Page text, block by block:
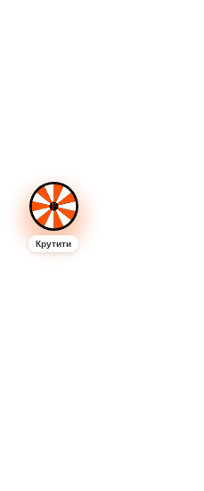
автоматичної роботи
очищення, до
захисту.
Впізнаваності бренду.
Крутити